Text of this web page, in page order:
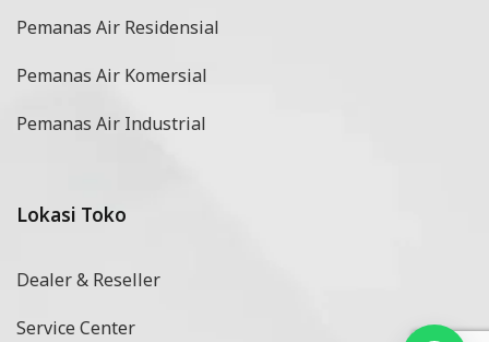
Pemanas Air Residensial
Pemanas Air Komersial
Pemanas Air Industrial
Lokasi Toko
Dealer & Reseller
Service Center